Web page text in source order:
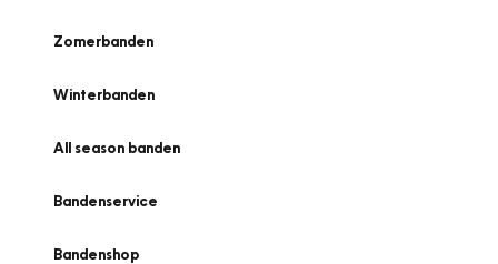
Zomerbanden
Winterbanden
All season banden
Bandenservice
Bandenshop